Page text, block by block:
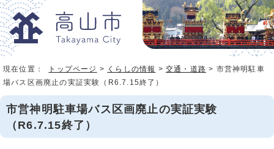
現在位置： トップページ > くらしの情報 >交通・道路 > 市営神明駐車
場バス区画廃止の実証実験（R6.7.15終了）
市営神明駐車場バス区画廃止の実証実験
（R6.7.15終了）